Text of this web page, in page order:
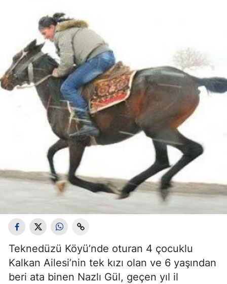
Teknedüzü Köyü’nde oturan 4 çocuklu
Kalkan Ailesi’nin tek kızı olan ve 6 yaşından
beri ata binen Nazlı Gül, geçen yıl il